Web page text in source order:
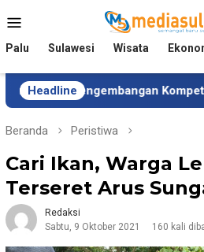
ke
Mobile
Palu Sulawesi Wisata
Headline Kompetensi
Beranda Peristiwa
Cari Ikan, Warga
Terseret Arus
Redaksi
Sabtu, 9 Oktober 2021
160 kali